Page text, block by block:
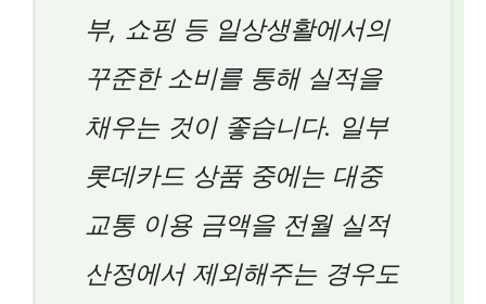
부, 쇼핑 등 일상생활에서의
꾸준한 소비를 통해 실적을
채우는 것이 좋습니다. 일부
롯데카드 상품 중에는 대중
교통 이용 금액을 전월 실적
산정에서 제외해주는 경우도